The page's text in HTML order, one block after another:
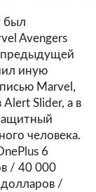
был
Avengers
предыдущей
иную
Marvel,
Slider, а в
человека.
6
/ 40 000
/